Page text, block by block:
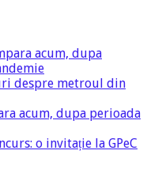
acum, dupa
despre metroul din
acum, dupa perioada
o invitație la GPeC